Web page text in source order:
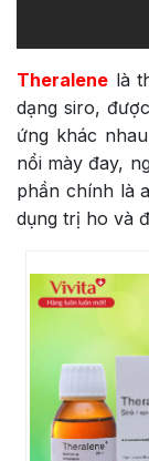
Theralene là
dạng siro,
ứng khác
nổi mày đay,
phần chính là
dụng trị ho và